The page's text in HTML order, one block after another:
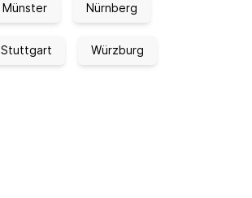
Münster Nürnberg
Stuttgart Würzburg